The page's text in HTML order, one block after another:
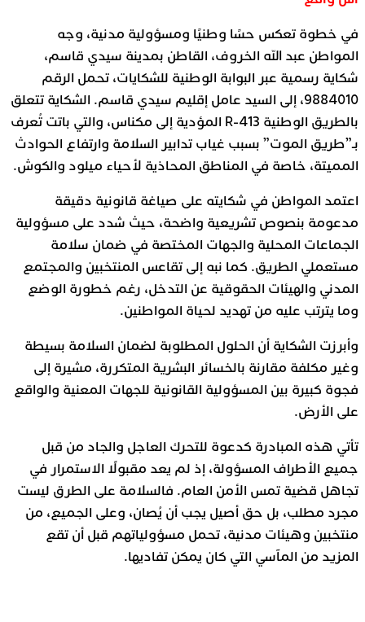
في خطوة تعكس حسًا وطنيًا ومسؤولية مدنية، وجه
المواطن عبد الله الخروف، القاطن بمدينة سيدي قاسم،
شكاية رسمية عبر البوابة الوطنية للشكايات، تحمل الرقم
9884010، إلى السيد عامل إقليم سيدي قاسم. الشكاية تتعلق
بالطريق الوطنية R-413 المؤدية إلى مكناس، والتي باتت تُعرف
بـ”طريق الموت” بسبب غياب تدابير السلامة وارتفاع الحوادث
المميتة، خاصة في المناطق المحاذية لأحياء ميلود والكوش.
اعتمد المواطن في شكايته على صياغة قانونية دقيقة
مدعومة بنصوص تشريعية واضحة، حيث شدد على مسؤولية
الجماعات المحلية والجهات المختصة في ضمان سلامة
مستعملي الطريق. كما نبه إلى تقاعس المنتخبين والمجتمع
المدني والهيئات الحقوقية عن التدخل، رغم خطورة الوضع
وما يترتب عليه من تهديد لحياة المواطنين.
وأبرزت الشكاية أن الحلول المطلوبة لضمان السلامة بسيطة
وغير مكلفة مقارنة بالخسائر البشرية المتكررة، مشيرة إلى
فجوة كبيرة بين المسؤولية القانونية للجهات المعنية والواقع
على الأرض.
تأتي هذه المبادرة كدعوة للتحرك العاجل والجاد من قبل
جميع الأطراف المسؤولة، إذ لم يعد مقبولًا الاستمرار في
تجاهل قضية تمس الأمن العام. فالسلامة على الطرق ليست
مجرد مطلب، بل حق أصيل يجب أن يُصان، وعلى الجميع، من
منتخبين وهيئات مدنية، تحمل مسؤولياتهم قبل أن تقع
المزيد من المآسي التي كان يمكن تفاديها.